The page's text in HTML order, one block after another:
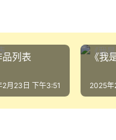
列表
2月23日 下午3:51
《我
2025年